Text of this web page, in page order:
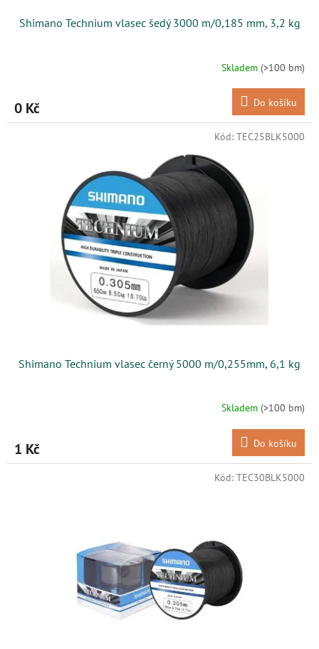
Shimano Technium vlasec šedý 3000 m/0,185 mm, 3,2 kg
Skladem (>100 bm)
0 Kč Do košíku
Shimano Technium vlasec černý 5000 m/0,255mm, 6,1 kg
Skladem (>100 bm)
1 Kč Do košíku
Kód: TEC25BLK5000
Kód: TEC30BLK5000